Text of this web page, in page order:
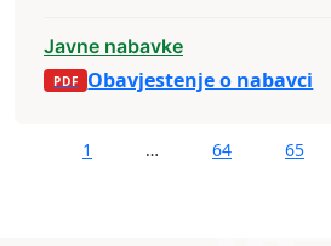
Javne nabavke
Obavjestenje o nabavci
1 … 64 65